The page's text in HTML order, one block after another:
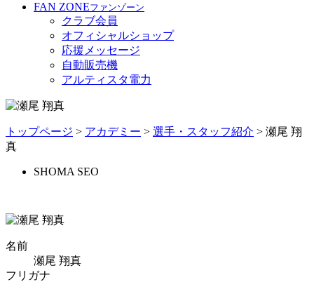
FAN ZONEファンゾーン
クラブ会員
オフィシャルショップ
応援メッセージ
自動販売機
アルティスタ電力
トップページ > アカデミー > 選手・スタッフ紹介 > 瀬尾 翔
真
SHOMA SEO
名前
瀬尾 翔真
フリガナ